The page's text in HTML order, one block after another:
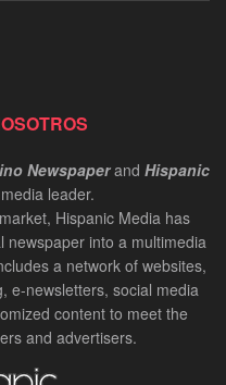
Newspaperand Hispanic
leader.
Hispanic Media has
into a multimedia
a network of websites,
e-newsletters, social media
content to meet the
and advertisers.